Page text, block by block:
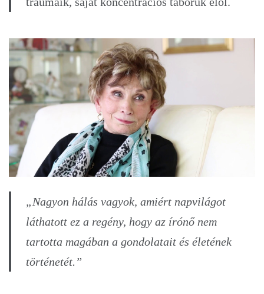
„Nagyon hálás vagyok, amiért napvilágot
láthatott ez a regény, hogy az írónő nem
tartotta magában a gondolatait és életének
történetét.”